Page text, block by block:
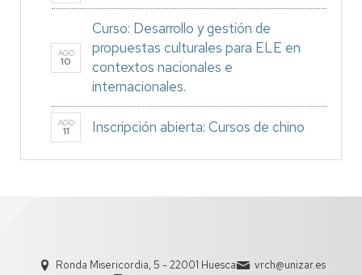
AGO
10
Curso: Desarrollo y gestión de
propuestas culturales para ELE en
contextos nacionales e
internacionales.
AGO
11 Inscripción abierta: Cursos de chino
Ronda Misericordia, 5 - 22001 Huesca
vrch@unizar.es